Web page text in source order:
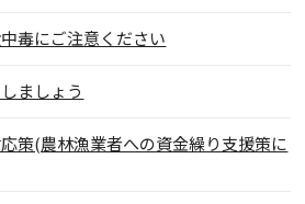
毒にご注意ください
ましょう
策(農林漁業者への資金繰り支援策に